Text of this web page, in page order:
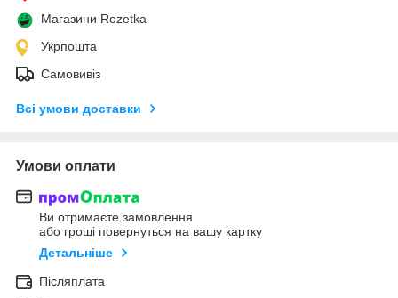
Магазини Rozetka
Укрпошта
Самовивіз
Всі умови доставки
Умови оплати
Ви отримаєте замовлення
або гроші повернуться на вашу картку
Детальніше
Післяплата